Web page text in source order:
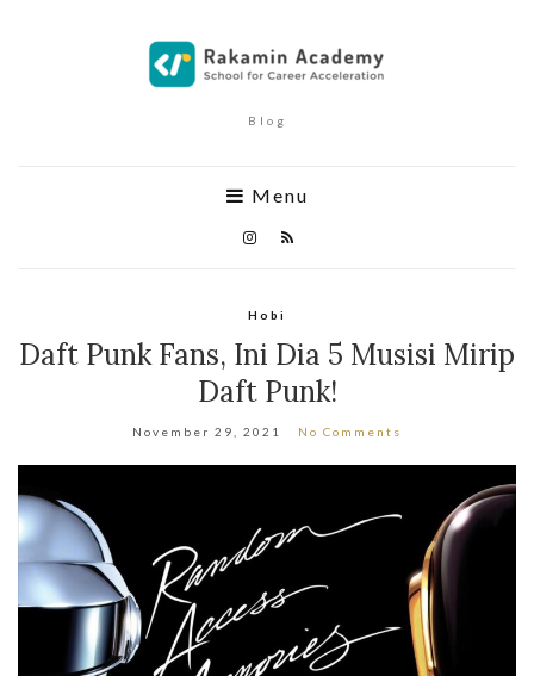
Blog
Menu
Hobi
Daft Punk Fans, Ini Dia 5 Musisi Mirip
Daft Punk!
November 29, 2021 No Comments